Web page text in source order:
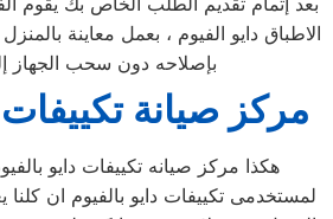
الاطباق دايو الفيوم ، بعمل معاينة
بإصلاحه دون سحب الجهاز
مركز صيانة تكييفات
هكذا مركز صيانه تكييفات دايو
لمستخدمى تكييفات دايو بالفيوم ان